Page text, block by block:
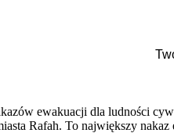
ewakuacji dla ludności
Rafah. To największy